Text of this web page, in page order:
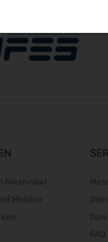
Mietmöbel
Mobiliar
FAQ